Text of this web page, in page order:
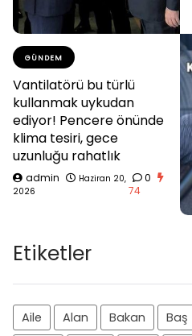
GÜNDEM
Vantilatörü bu türlü
kullanmak uykudan
ediyor! Pencere önünde
klima tesiri, gece
uzunluğu rahatlık
admin
Haziran 20,
2026
0
74
Etiketler
Aile Alan Bakan Baş